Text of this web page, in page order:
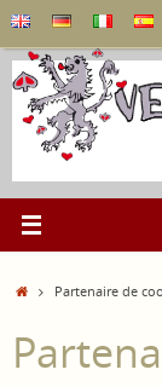
au
contenu
AccueilPartenaire de